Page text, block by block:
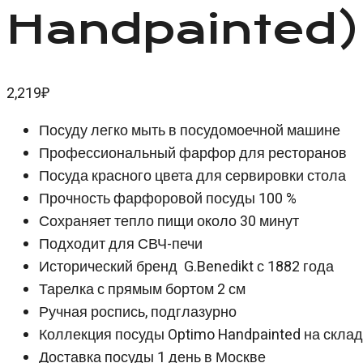
Handpainted)
2,219₽
Посуду легко мыть в посудомоечной машине
Профессиональный фарфор для ресторанов
Посуда красного цвета для сервировки стола
Прочность фарфоровой посуды 100 %
Сохраняет тепло пищи около 30 минут
Подходит для СВЧ-печи
Исторический бренд G.Benedikt с 1882 года
Тарелка с прямым бортом 2 см
Ручная роспись, подглазурно
Коллекция посуды Optimo Handpainted на
Доставка посуды 1 день в Москве